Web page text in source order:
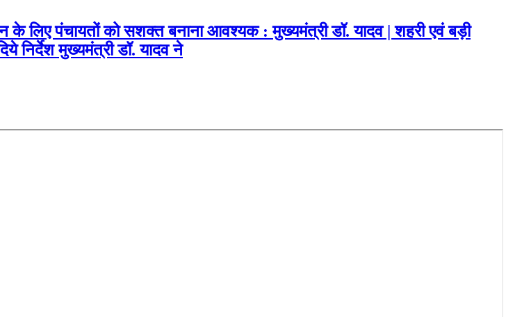
के लिए पंचायतों को सशक्त बनाना आवश्यक : मुख्यमंत्री डॉ. यादव | शहरी एवं बड़ी
निर्देश मुख्यमंत्री डॉ. यादव ने